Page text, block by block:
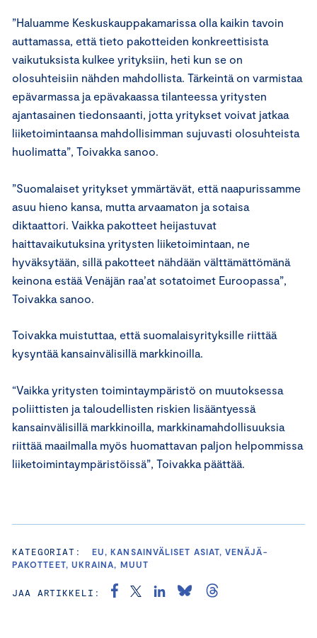
”Haluamme Keskuskauppakamarissa olla kaikin tavoin
auttamassa, että tieto pakotteiden konkreettisista
vaikutuksista kulkee yrityksiin, heti kun se on
olosuhteisiin nähden mahdollista. Tärkeintä on varmistaa
epävarmassa ja epävakaassa tilanteessa yritysten
ajantasainen tiedonsaanti, jotta yritykset voivat jatkaa
liiketoimintaansa mahdollisimman sujuvasti olosuhteista
huolimatta”, Toivakka sanoo.
”Suomalaiset yritykset ymmärtävät, että naapurissamme
asuu hieno kansa, mutta arvaamaton ja sotaisa
diktaattori. Vaikka pakotteet heijastuvat
haittavaikutuksina yritysten liiketoimintaan, ne
hyväksytään, sillä pakotteet nähdään välttämättömänä
keinona estää Venäjän raa’at sotatoimet Euroopassa”,
Toivakka sanoo.
Toivakka muistuttaa, että suomalaisyrityksille riittää
kysyntää kansainvälisillä markkinoilla.
“Vaikka yritysten toimintaympäristö on muutoksessa
poliittisten ja taloudellisten riskien lisääntyessä
kansainvälisillä markkinoilla, markkinamahdollisuuksia
riittää maailmalla myös huomattavan paljon helpommissa
liiketoimintaympäristöissä”, Toivakka päättää.
KATEGORIAT:
EU, KANSAINVÄLISET ASIAT, VENÄJÄ-
PAKOTTEET, UKRAINA, MUUT
JAA ARTIKKELI: